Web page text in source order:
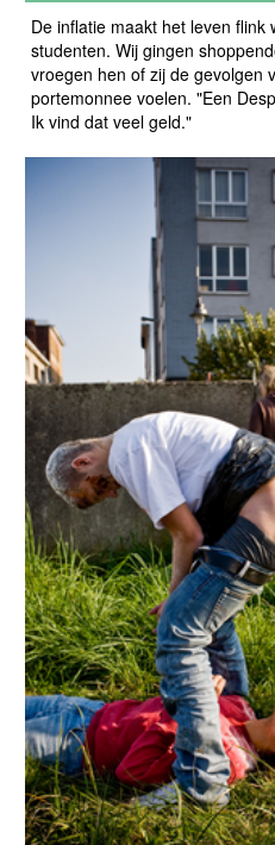
De inflatie maakt het leven flink
studenten. Wij gingen
vroegen hen of zij de gevolgen
portemonnee voelen. "Een
Ik vind dat veel geld."